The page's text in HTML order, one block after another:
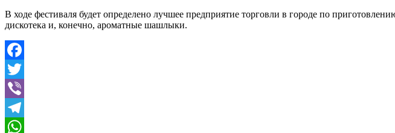
В ходе фестиваля будет определено лучшее предприятие торговли в городе по
дискотека и, конечно, ароматные шашлыки.
Facebook
Twitter
Viber
Telegram